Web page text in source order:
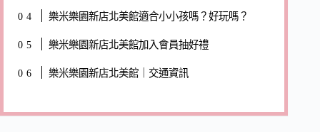
樂米樂園新店北美館適合小小孩嗎？好玩嗎？
樂米樂園新店北美館加入會員抽好禮
樂米樂園新店北美館｜交通資訊